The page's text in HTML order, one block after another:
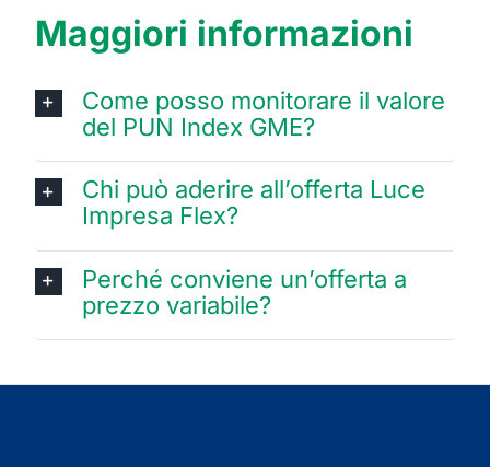
Maggiori informazioni
Come posso monitorare il valore
del PUN Index GME?
Chi può aderire all’offerta Luce
Impresa Flex?
Perché conviene un’offerta a
prezzo variabile?